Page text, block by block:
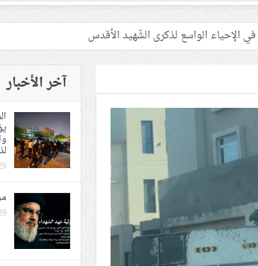
الصهاينة
الأوسط
بتجديد العهد لهما
ولن يتخلّى عن قضيّة البحرين
آخر الأخبار
29
29